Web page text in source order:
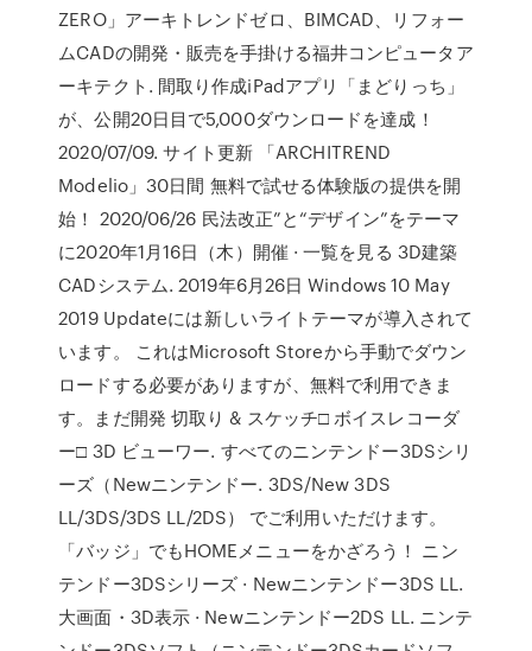
ZERO」アーキトレンドゼロ、BIMCAD、リフォー
ムCADの開発・販売を手掛ける福井コンピュータア
ーキテクト. 間取り作成iPadアプリ「まどりっち」
が、公開20日目で5,000ダウンロードを達成！
2020/07/09. サイト更新 「ARCHITREND
Modelio」30日間 無料で試せる体験版の提供を開
始！ 2020/06/26 民法改正”と“デザイン”をテーマ
に2020年1月16日（木）開催 · 一覧を見る 3D建築
CADシステム. 2019年6月26日 Windows 10 May
2019 Updateには新しいライトテーマが導入されて
います。 これはMicrosoft Storeから手動でダウン
ロードする必要がありますが、無料で利用できま
す。まだ開発 切取り & スケッチ□ ボイスレコーダ
ー□ 3D ビューワー. すべてのニンテンドー3DSシリ
ーズ（Newニンテンドー. 3DS/New 3DS
LL/3DS/3DS LL/2DS） でご利用いただけます。
「バッジ」でもHOMEメニューをかざろう！ ニン
テンドー3DSシリーズ · Newニンテンドー3DS LL.
大画面・3D表示 · Newニンテンドー2DS LL. ニンテ